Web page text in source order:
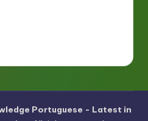
Portuguese - Latest in